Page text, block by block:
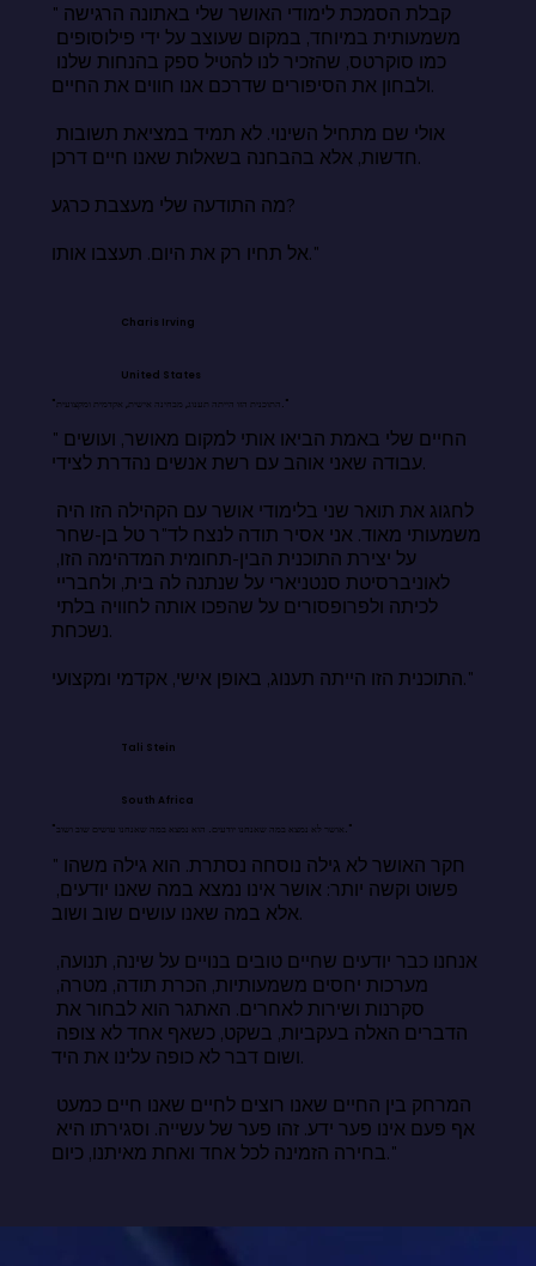
"קבלת הסמכת לימודי האושר שלי באתונה הרגישה
ולבחון את הסיפורים שדרכם אנו חווים את החיים.
אולי שם מתחיל השינוי. לא תמיד במציאת תשובות
חדשות, אלא בהבחנה בשאלות שאנו חיים דרכן.
מה התודעה שלי מעצבת כרגע?
אל תחיו רק את היום. תעצבו אותו."
Charis Irving
United States
"התוכנית הזו הייתה תענוג, מבחינה אישית, אקדמית ומקצועית."
"החיים שלי באמת הביאו אותי למקום מאושר, ועושים
עבודה שאני אוהב עם רשת אנשים נהדרת לצידי.
משמעותי מאוד. אני אסיר תודה לנצח לד"ר טל בן-שחר
נשכחת.
התוכנית הזו הייתה תענוג, באופן אישי, אקדמי ומקצועי."
Tali Stein
South Africa
"אושר לא נמצא במה שאנחנו יודעים. הוא נמצא במה שאנחנו עושים שוב ושוב."
"חקר האושר לא גילה נוסחה נסתרת. הוא גילה משהו
אלא במה שאנו עושים שוב ושוב.
ושום דבר לא כופה עלינו את היד.
בחירה הזמינה לכל אחד ואחת מאיתנו, כיום."